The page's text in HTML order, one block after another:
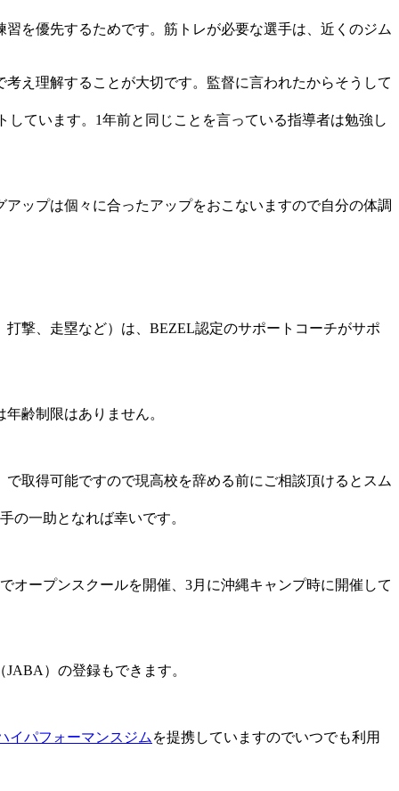
を優先するためです。筋トレが必要な選手は、近くのジム
え理解することが大切です。監督に言われたからそうして
ています。1年前と同じことを言っている指導者は勉強し
ップは個々に合ったアップをおこないますので自分の体調
撃、走塁など）は、BEZEL認定のサポートコーチがサポ
齢制限はありません。
で取得可能ですので現高校を辞める前にご相談頂けるとスム
の一助となれば幸いです。
オープンスクールを開催、3月に沖縄キャンプ時に開催して
）の登録もできます。
イパフォーマンスジム を提携していますのでいつでも利用